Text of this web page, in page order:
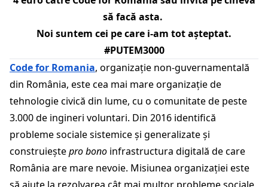
să facă asta.
Noi suntem cei pe care i-am tot așteptat.
#PUTEM3000
Code for Romania, organizație non-guvernamentală
din România, este cea mai mare organizație de
tehnologie civică din lume, cu o comunitate de peste
3.000 de ingineri voluntari. Din 2016 identifică
probleme sociale sistemice și generalizate și
construieștepro bono infrastructura digitală de care
România are mare nevoie. Misiunea organizației este
să ajute la rezolvarea cât mai multor probleme sociale